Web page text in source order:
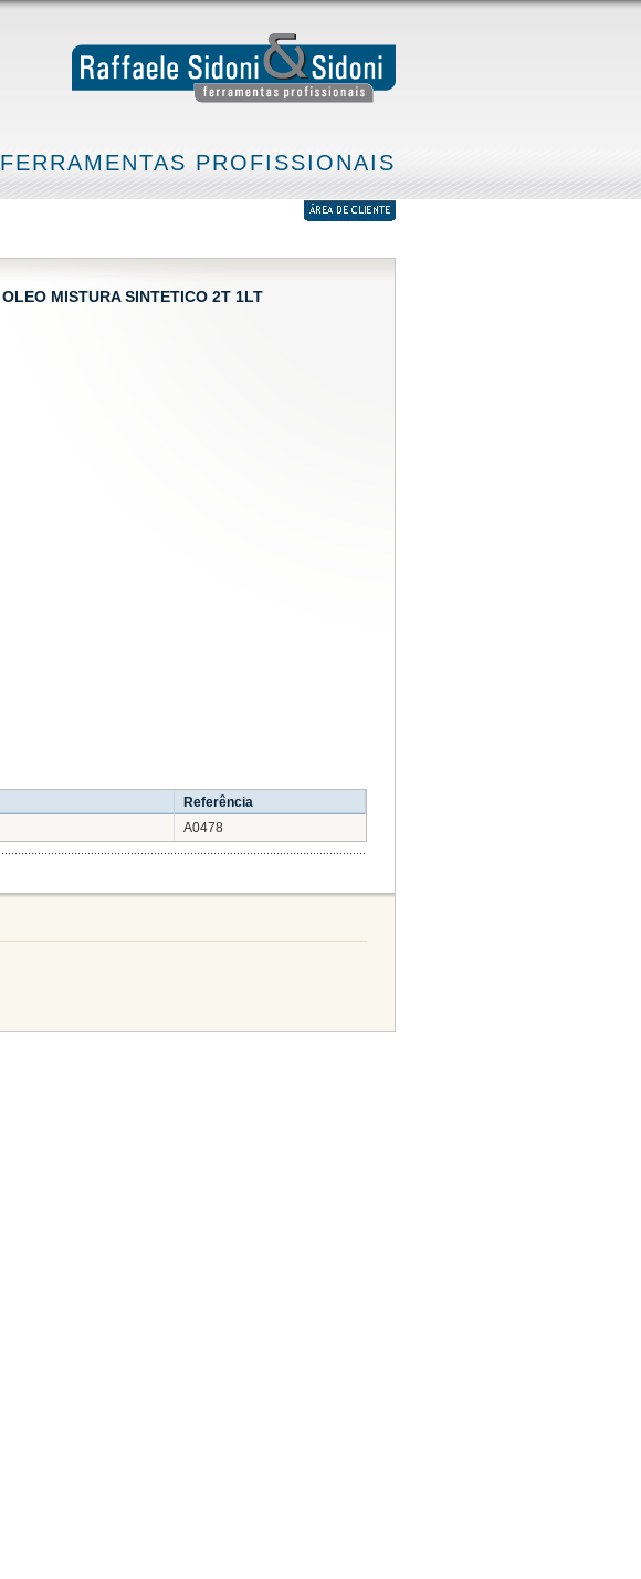
FERRAMENTAS PROFISSIONAIS
OLEO MISTURA SINTETICO 2T 1LT
Referência
A0478